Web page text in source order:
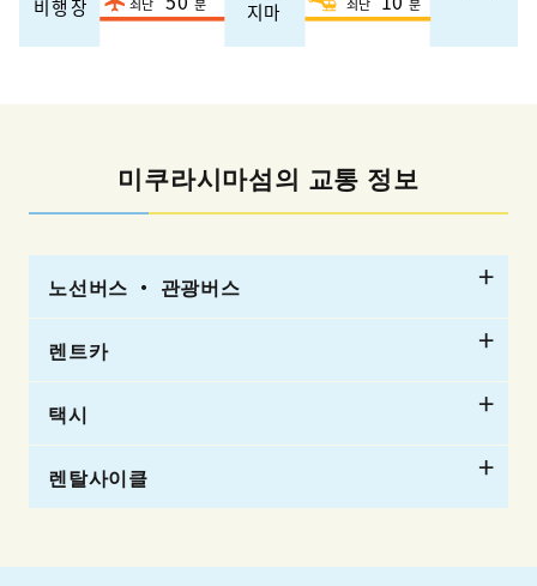
미쿠라시마섬의 교통 정보
노선버스 ・ 관광버스
렌트카
택시
렌탈사이클